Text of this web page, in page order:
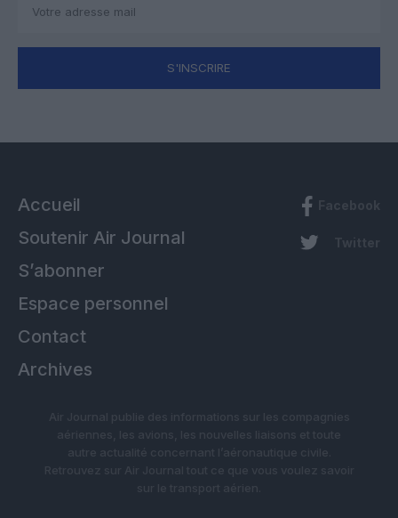
S'INSCRIRE
Accueil
Soutenir Air Journal
S’abonner
Espace personnel
Contact
Archives